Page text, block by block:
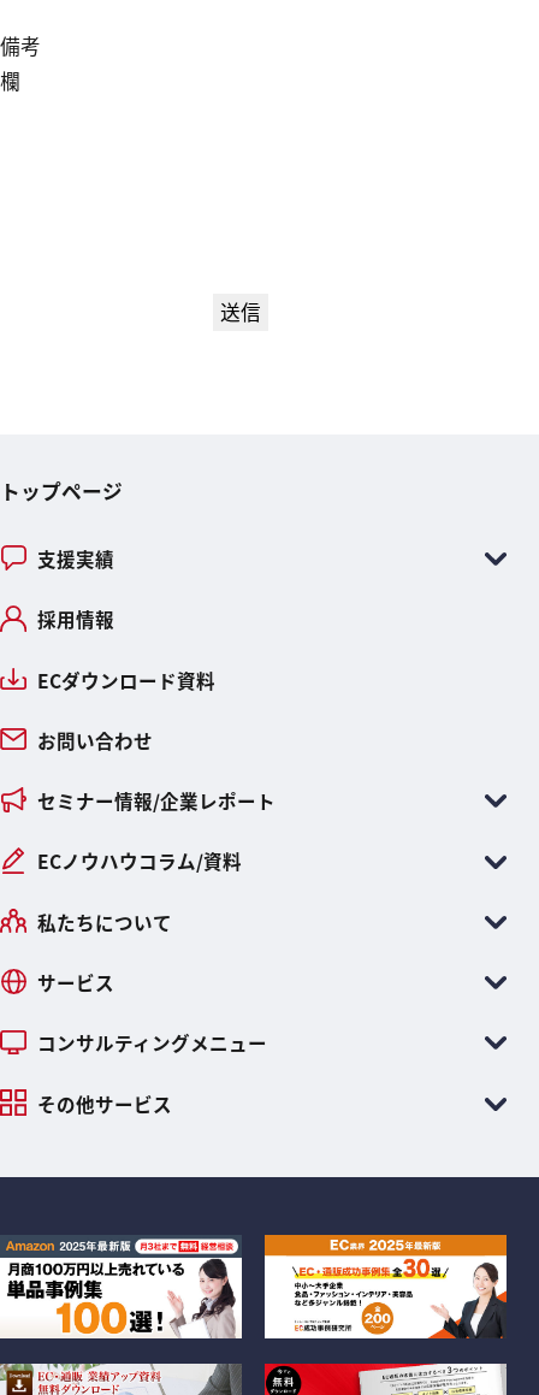
備考
欄
トップページ
支援実績
採用情報
ECダウンロード資料
お問い合わせ
セミナー情報/企業レポート
ECノウハウコラム/資料
私たちについて
サービス
コンサルティングメニュー
その他サービス